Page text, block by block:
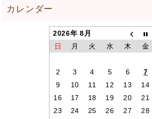
2026年 8月
日
月 火 水 木 金
2
3 4 5 6 7
9
10 11 12 13 14
16
17 18 19 20 21
23
24 25 26 27 28